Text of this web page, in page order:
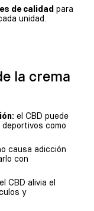
de calidad para
unidad.
la crema
el CBD puede
como
causa adicción
con
el CBD alivia el
y